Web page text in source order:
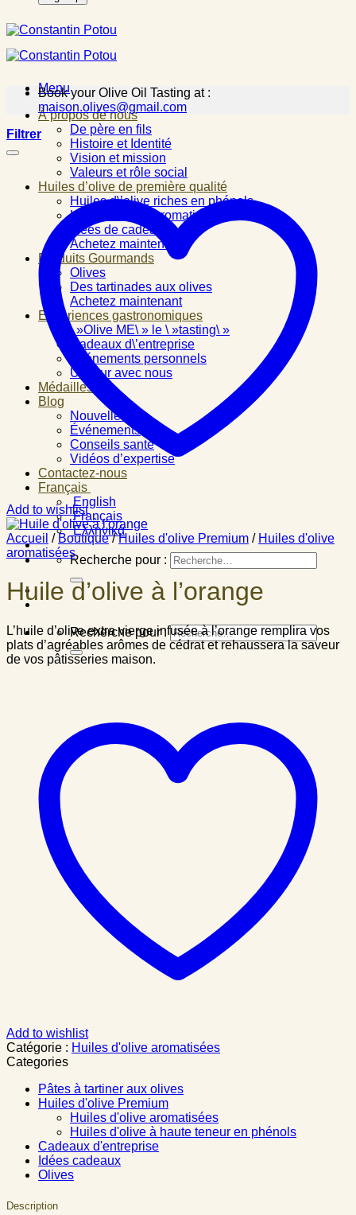
Menu
À propos de nous
De père en fils
Histoire et Identité
Vision et mission
Valeurs et rôle social
Huiles d’olive de première qualité
Huiles d\’olive riches en phénols
Huiles d\’olive aromatisées
Idées de cadeau
Achetez maintenant
Produits Gourmands
Olives
Des tartinades aux olives
Achetez maintenant
Expériences gastronomiques
\ »Olive ME\ » le \ »tasting\ »
Cadeaux d\’entreprise
Événements personnels
Un jour avec nous
Médailles
Blog
Nouvelles
Événements
Conseils santé
Vidéos d’expertise
Contactez-nous
Français
English
Français
Ελληνικά
Recherche pour :
Recherche pour :
Book your Olive Oil Tasting at :
maison.olives@gmail.com
Filtrer
Add to wishlist
Accueil / Boutique / Huiles d'olive Premium / Huiles d'olive
aromatisées
Huile d’olive à l’orange
L’huile d’olive extra vierge infusée à l’orange remplira vos
plats d’agréables arômes de cédrat et rehaussera la saveur
de vos pâtisseries maison.
Add to wishlist
Catégorie : Huiles d'olive aromatisées
Categories
Pâtes à tartiner aux olives
Huiles d'olive Premium
Huiles d'olive aromatisées
Huiles d'olive à haute teneur en phénols
Cadeaux d'entreprise
Idées cadeaux
Olives
Description